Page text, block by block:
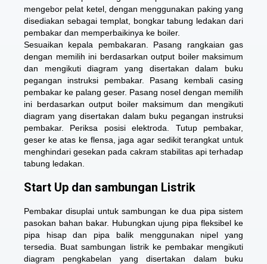
mengebor pelat ketel, dengan menggunakan paking yang
disediakan sebagai templat, bongkar tabung ledakan dari
pembakar dan memperbaikinya ke boiler.
Sesuaikan kepala pembakaran. Pasang rangkaian gas
dengan memilih ini berdasarkan output boiler maksimum
dan mengikuti diagram yang disertakan dalam buku
pegangan instruksi pembakar. Pasang kembali casing
pembakar ke palang geser. Pasang nosel dengan memilih
ini berdasarkan output boiler maksimum dan mengikuti
diagram yang disertakan dalam buku pegangan instruksi
pembakar. Periksa posisi elektroda. Tutup pembakar,
geser ke atas ke flensa, jaga agar sedikit terangkat untuk
menghindari gesekan pada cakram stabilitas api terhadap
tabung ledakan.
Start Up dan sambungan Listrik
Pembakar disuplai untuk sambungan ke dua pipa sistem
pasokan bahan bakar. Hubungkan ujung pipa fleksibel ke
pipa hisap dan pipa balik menggunakan nipel yang
tersedia. Buat sambungan listrik ke pembakar mengikuti
diagram pengkabelan yang disertakan dalam buku